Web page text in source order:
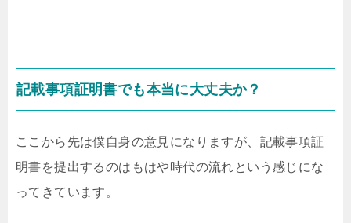
記載事項証明書でも本当に大丈夫か？
ここから先は僕自身の意見になりますが、記載事項証
明書を提出するのはもはや時代の流れという感じにな
ってきています。